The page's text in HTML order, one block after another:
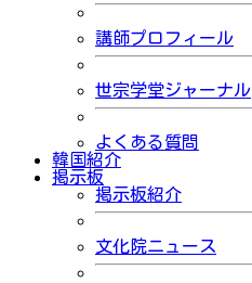
講師プロフィール
世宗学堂ジャーナル
よくある質問
韓国紹介
掲示板
掲示板紹介
文化院ニュース